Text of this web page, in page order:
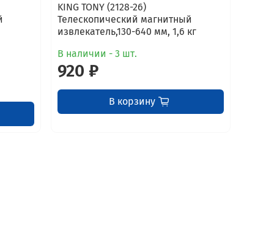
KING TONY (2128-26)
Телескопический магнитный
извлекатель,130-640 мм, 1,6 кг
В наличии - 3 шт.
920 ₽
В корзину